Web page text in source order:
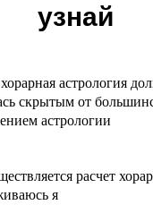
узнай
астрология
скрытым от
астрологии
расчет
я